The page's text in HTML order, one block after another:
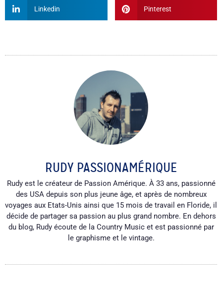
Linkedin Pinterest
RUDY PASSIONAMÉRIQUE
Rudy est le créateur de Passion Amérique. À 33 ans, passionné
des USA depuis son plus jeune âge, et après de nombreux
voyages aux Etats-Unis ainsi que 15 mois de travail en Floride, il
décide de partager sa passion au plus grand nombre. En dehors
du blog, Rudy écoute de la Country Music et est passionné par
le graphisme et le vintage.